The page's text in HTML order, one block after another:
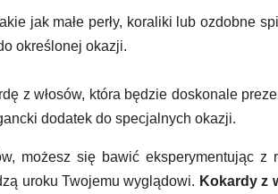
jak małe perły, koraliki lub ozdobne
określonej okazji.
z włosów, która będzie doskonale
dodatek do specjalnych okazji.
możesz się bawić eksperymentując z
uroku Twojemu wyglądowi. Kokardy z